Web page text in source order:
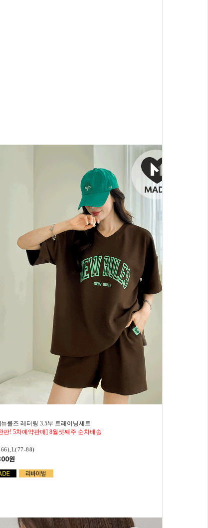
뉴룰즈 레터링 3.5부 트레이닝세트
판! 5차예약판매] 8월셋째주 순차배송
88)
원